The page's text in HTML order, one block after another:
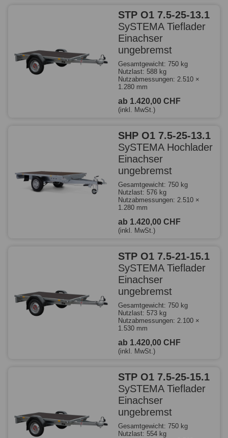
STP O1 7.5-25-13.1
SySTEMA Tieflader
Einachser
ungebremst
Gesamtgewicht: 750 kg
Nutzlast: 588 kg
Nutzabmessungen: 2.510 ×
1.280 mm
ab 1.420,00 CHF
(inkl. MwSt.)
SHP O1 7.5-25-13.1
SySTEMA Hochlader
Einachser
ungebremst
Gesamtgewicht: 750 kg
Nutzlast: 576 kg
Nutzabmessungen: 2.510 ×
1.280 mm
ab 1.420,00 CHF
(inkl. MwSt.)
STP O1 7.5-21-15.1
SySTEMA Tieflader
Einachser
ungebremst
Gesamtgewicht: 750 kg
Nutzlast: 573 kg
Nutzabmessungen: 2.100 ×
1.530 mm
ab 1.420,00 CHF
(inkl. MwSt.)
STP O1 7.5-25-15.1
SySTEMA Tieflader
Einachser
ungebremst
Gesamtgewicht: 750 kg
Nutzlast: 554 kg